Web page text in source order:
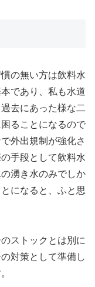
の無い方は飲料水
であり、私も水道
去にあった様な二
ることになるので
外出規制が強化さ
手段として飲料水
湧き水のみでしか
になると、ふと思
ストックとは別に
対策として準備し